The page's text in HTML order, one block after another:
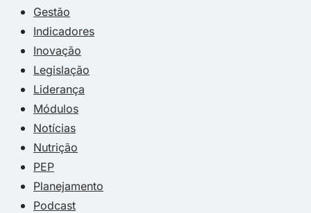
Gestão
Indicadores
Inovação
Legislação
Liderança
Módulos
Notícias
Nutrição
PEP
Planejamento
Podcast